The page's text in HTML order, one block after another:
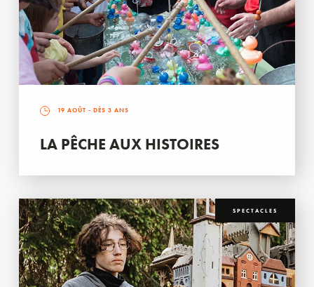
19 AOÛT - DÈS 3 ANS
LA PÊCHE AUX HISTOIRES
SPECTACLES